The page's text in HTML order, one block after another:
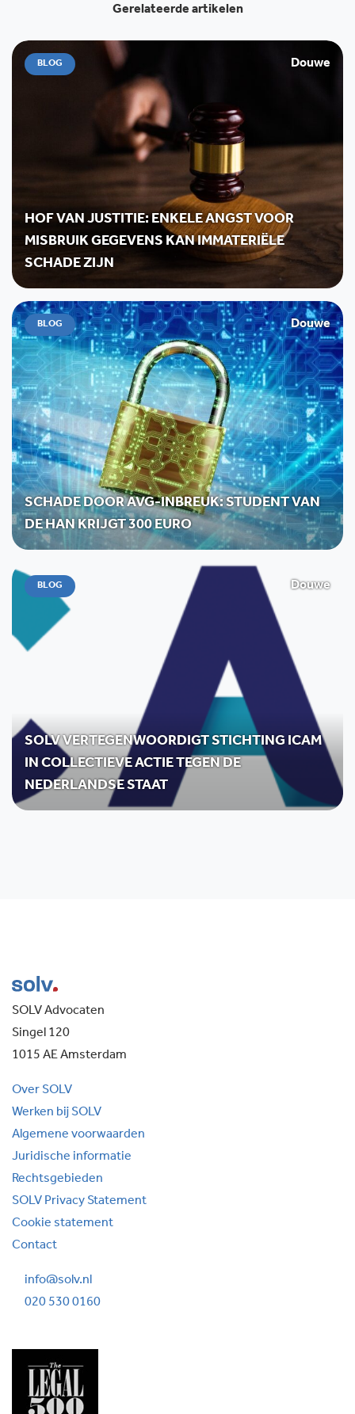
Gerelateerde artikelen
BLOG Douwe
HOF VAN JUSTITIE: ENKELE ANGST VOOR
MISBRUIK GEGEVENS KAN IMMATERIËLE
SCHADE ZIJN
BLOG Douwe
SCHADE DOOR AVG-INBREUK: STUDENT VAN
DE HAN KRIJGT 300 EURO
BLOG Douwe
SOLV VERTEGENWOORDIGT STICHTING ICAM
IN COLLECTIEVE ACTIE TEGEN DE
NEDERLANDSE STAAT
SOLV Advocaten
Singel 120
1015 AE Amsterdam
Over SOLV
Werken bij SOLV
Algemene voorwaarden
Juridische informatie
Rechtsgebieden
SOLV Privacy Statement
Cookie statement
Contact
info@solv.nl
020 530 0160